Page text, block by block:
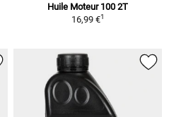
Huile Moteur 100 2T
16,99 €1